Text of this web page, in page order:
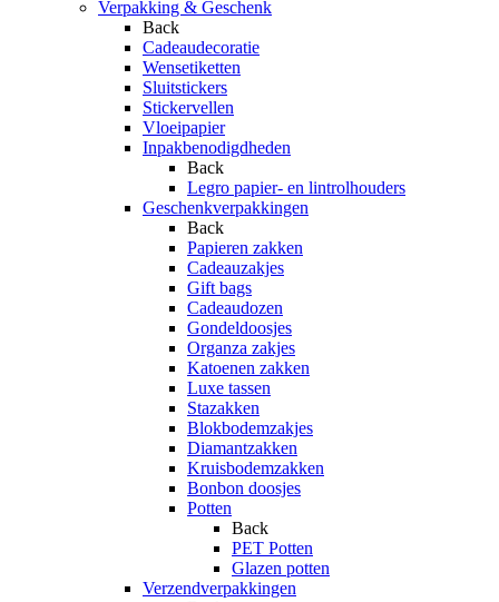
Verpakking & Geschenk
Back
Cadeaudecoratie
Wensetiketten
Sluitstickers
Stickervellen
Vloeipapier
Inpakbenodigdheden
Back
Legro papier- en lintrolhouders
Geschenkverpakkingen
Back
Papieren zakken
Cadeauzakjes
Gift bags
Cadeaudozen
Gondeldoosjes
Organza zakjes
Katoenen zakken
Luxe tassen
Stazakken
Blokbodemzakjes
Diamantzakken
Kruisbodemzakken
Bonbon doosjes
Potten
Back
PET Potten
Glazen potten
Verzendverpakkingen